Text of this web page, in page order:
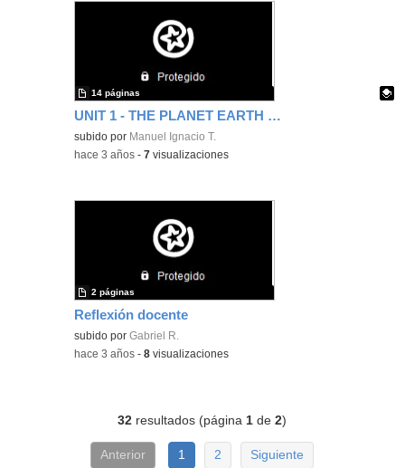
UNIT 1 - THE PLANET EARTH - 1º ESO
Contenido educativo.
subido por Manuel Ignacio T.
14 páginas
-hace 3 años -7 visualizaciones
Reflexión docente
subido porGabriel R.
2 páginas
-hace 3 años -8 visualizaciones
32 resultados (página 1 de2)
Anterior 1 2 Siguiente